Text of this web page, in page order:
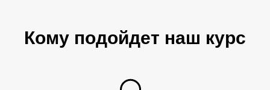
Кому подойдет наш курс